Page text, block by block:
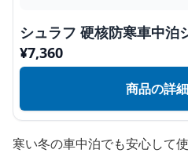
シュラフ 硬核防寒車中泊
¥7,360
商品の詳
寒い冬の車中泊でも安心して